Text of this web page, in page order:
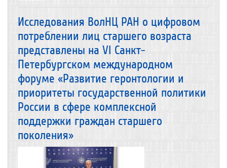
Исследования ВолНЦ РАН о цифровом
потреблении лиц старшего возраста
представлены на VI Санкт-
Петербургском международном
форуме «Развитие геронтологии и
приоритеты государственной политики
России в сфере комплексной
поддержки граждан старшего
поколения»